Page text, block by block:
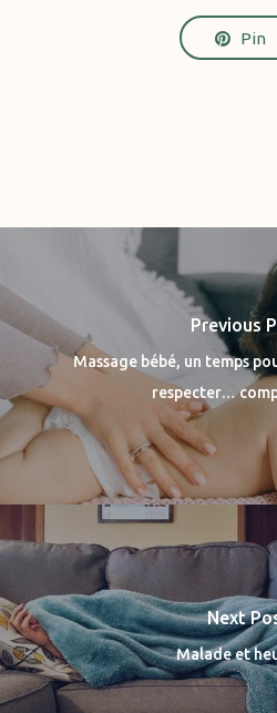
Pin
Previous
Massage bébé, un temps
respecter…
Next
Malade et